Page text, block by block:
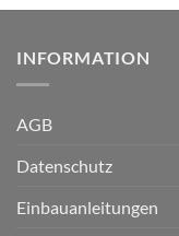
INFORMATION
AGB
Datenschutz
Einbauanleitungen